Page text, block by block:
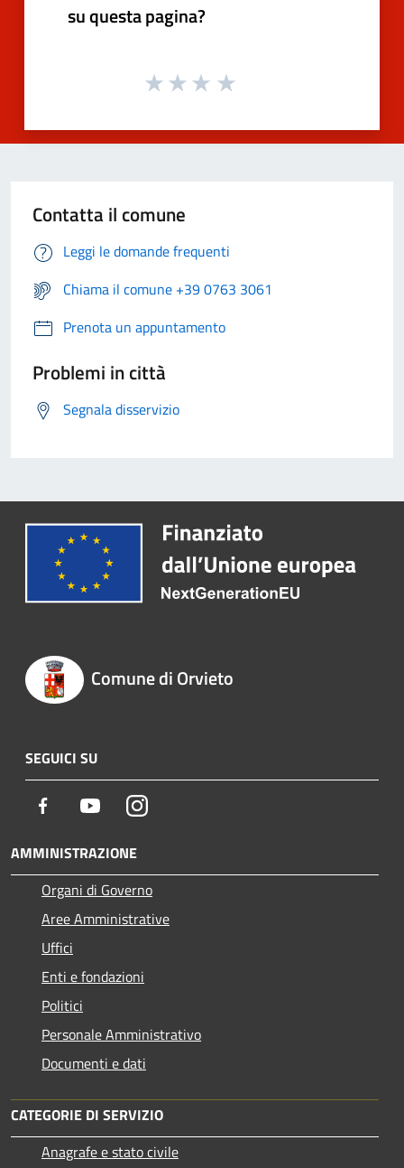
su questa pagina?
Contatta il comune
Leggi le domande frequenti
Chiama il comune +39 0763 3061
Prenota un appuntamento
Problemi in città
Segnala disservizio
Comune di Orvieto
SEGUICI SU
Facebook YoutubeInstagram
AMMINISTRAZIONE
Organi di Governo
Aree Amministrative
Uffici
Enti e fondazioni
Politici
Personale Amministrativo
Documenti e dati
CATEGORIE DI SERVIZIO
Anagrafe e stato civile